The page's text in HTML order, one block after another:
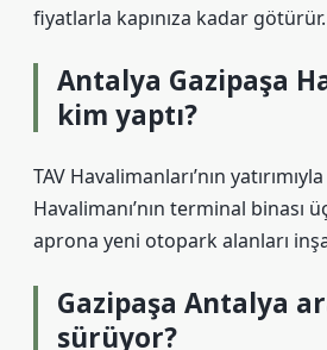
fiyatlarla kapınıza kadar götürür.
Antalya Gazipaşa
kim yaptı?
TAV Havalimanları’nın
Havalimanı’nın terminal binası
aprona yeni otopark alanları
Gazipaşa Antalya
sürüyor?